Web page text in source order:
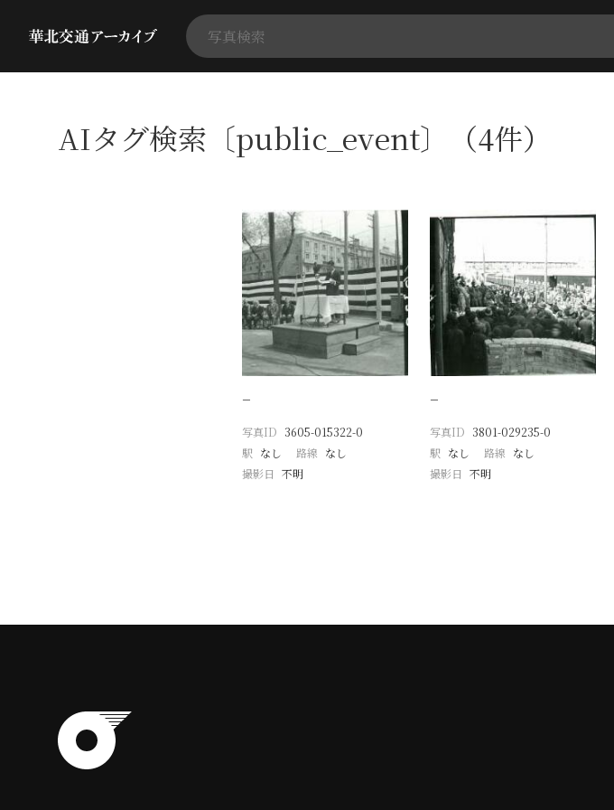
AIタグ検索〔public_event〕（4件）
−
写真ID 3605-015322-0
駅 なし 路線 なし
撮影日 不明
−
写真ID 3801-029235-0
駅 なし 路線 なし
撮影日 不明